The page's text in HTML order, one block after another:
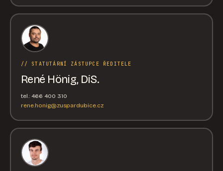
// STATUTÁRNÍ ZÁSTUPCE ŘEDITELE
René Hönig, DiS.
tel.: 466 400 310
rene.honig@zuspardubice.cz